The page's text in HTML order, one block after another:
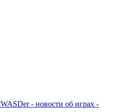
WASDer - новости об играх -